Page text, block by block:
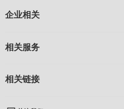
企业相关
相关服务
相关链接